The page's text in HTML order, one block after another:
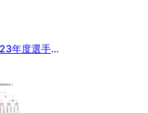
年度選手募